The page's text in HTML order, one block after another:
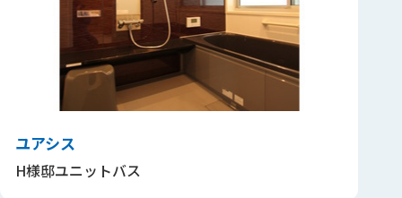
ユアシス
H様邸ユニットバス